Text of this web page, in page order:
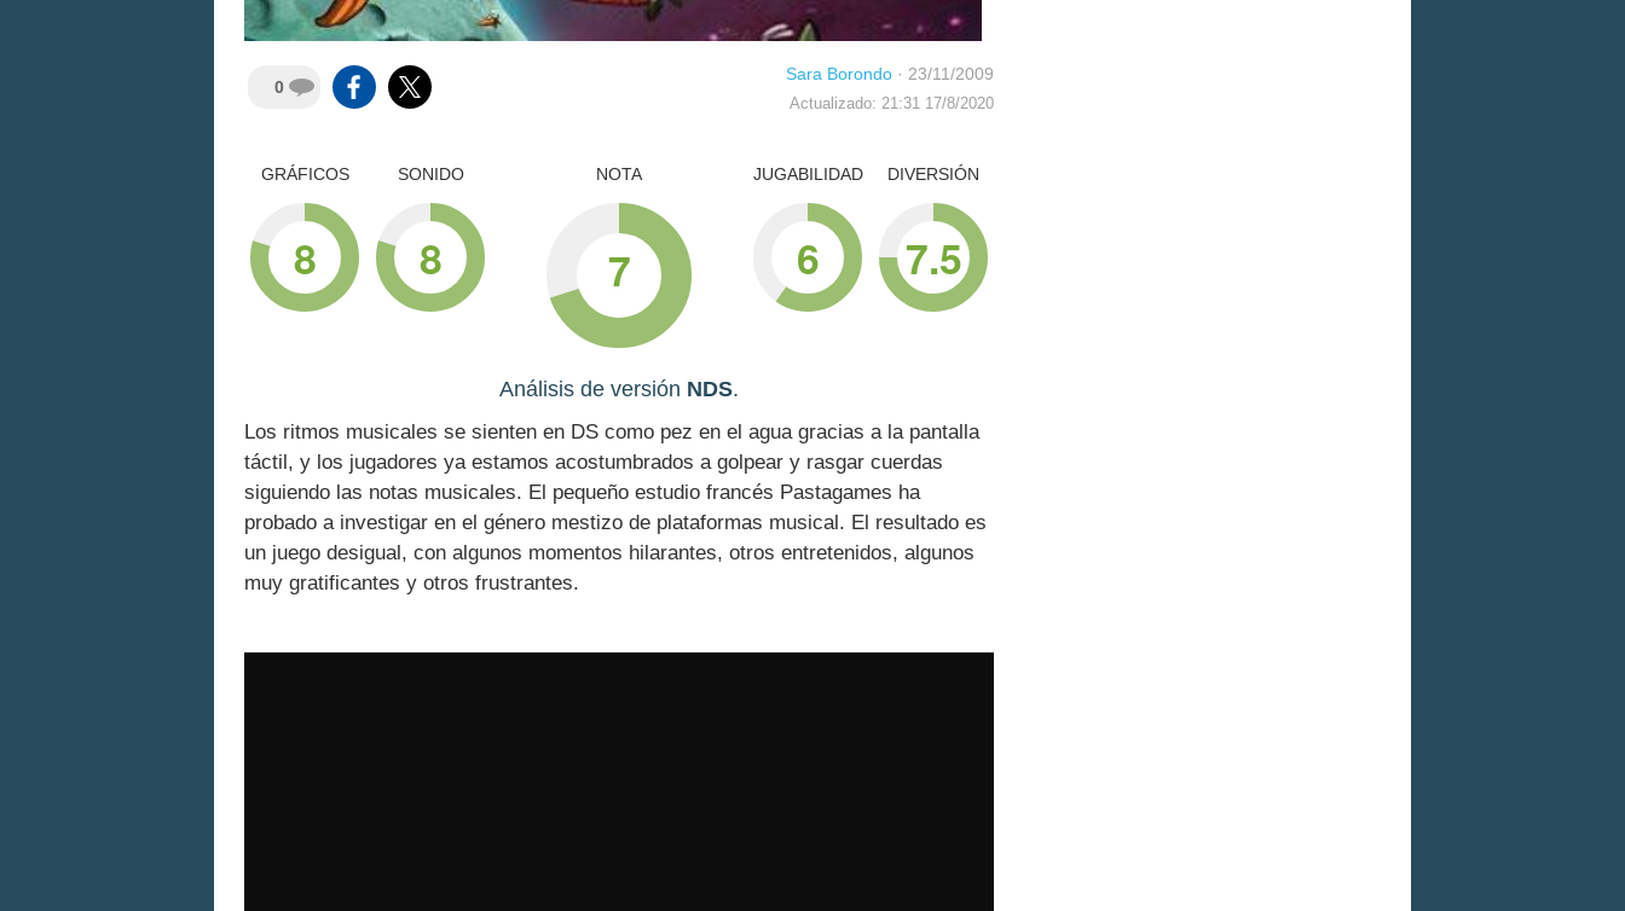
0
Sara Borondo · 23/11/2009
Actualizado: 21:31 17/8/2020
GRÁFICOS
8
SONIDO
8
NOTA
7
DIVERSIÓN
7.5
JUGABILIDAD
6
Análisis de versión NDS.
Los ritmos musicales se sienten en DS como pez en el agua gracias a la pantalla
táctil, y los jugadores ya estamos acostumbrados a golpear y rasgar cuerdas
siguiendo las notas musicales. El pequeño estudio francés Pastagames ha
probado a investigar en el género mestizo de plataformas musical. El resultado es
un juego desigual, con algunos momentos hilarantes, otros entretenidos, algunos
muy gratificantes y otros frustrantes.